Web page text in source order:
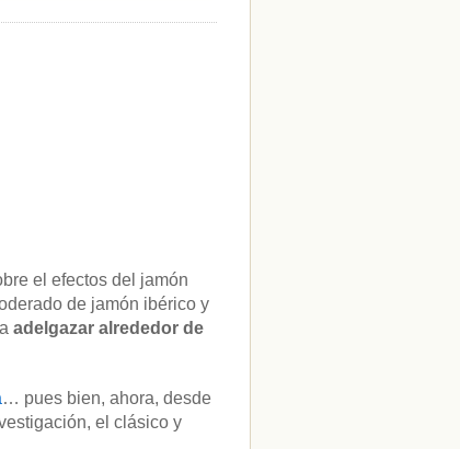
el efectos del jamón
de jamón ibérico y
adelgazar alrededor de
… pues bien, ahora, desde
el clásico y